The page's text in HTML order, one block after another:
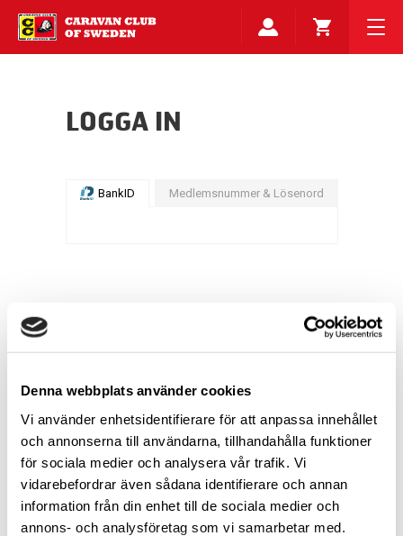
Denna webbplats använder cookies
Vi använder enhetsidentifierare för att anpassa innehållet
och annonserna till användarna, tillhandahålla funktioner
för sociala medier och analysera vår trafik. Vi
vidarebefordrar även sådana identifierare och annan
information från din enhet till de sociala medier och
annons- och analysföretag som vi samarbetar med.
LOGGA IN
BankID Medlemsnummer & Lösenord